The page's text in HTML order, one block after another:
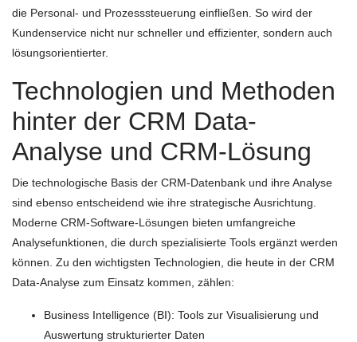
die Personal- und Prozesssteuerung einfließen. So wird der
Kundenservice nicht nur schneller und effizienter, sondern auch
lösungsorientierter.
Technologien und Methoden
hinter der CRM Data-
Analyse und CRM-Lösung
Die technologische Basis der CRM-Datenbank und ihre Analyse
sind ebenso entscheidend wie ihre strategische Ausrichtung.
Moderne CRM-Software-Lösungen bieten umfangreiche
Analysefunktionen, die durch spezialisierte Tools ergänzt werden
können. Zu den wichtigsten Technologien, die heute in der CRM
Data-Analyse zum Einsatz kommen, zählen:
Business Intelligence (BI): Tools zur Visualisierung und
Auswertung strukturierter Daten